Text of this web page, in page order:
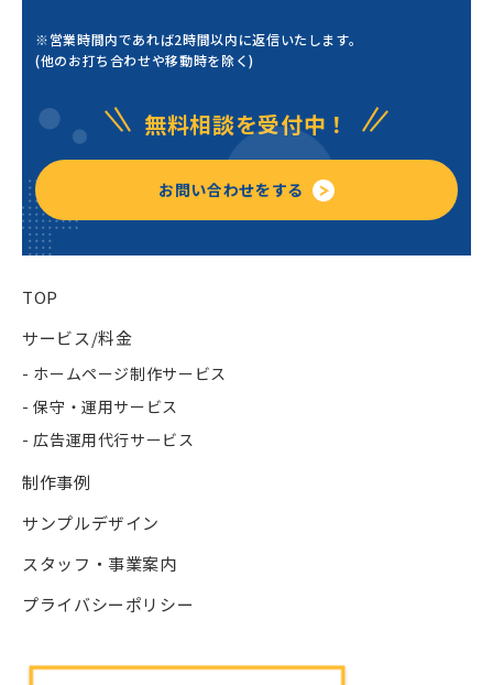
※営業時間内であれば2時間以内に返信いたします。
(他のお打ち合わせや移動時を除く)
無料相談を受付中！
お問い合わせをする
TOP
サービス/料金
- ホームページ制作サービス
- 保守・運用サービス
- 広告運用代行サービス
制作事例
サンプルデザイン
スタッフ・事業案内
プライバシーポリシー